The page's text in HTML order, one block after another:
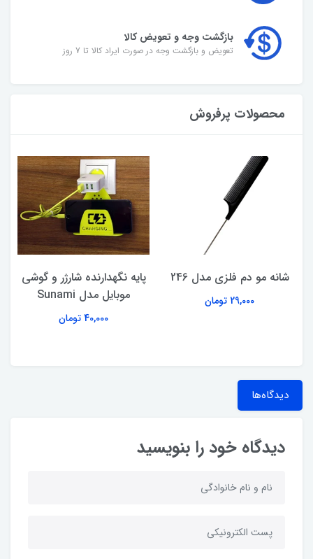
بازگشت وجه و تعویض کالا
تعویض و بازگشت وجه در صورت ایراد کالا تا 7 روز
محصولات پرفروش
شانه مو دم فلزی مدل 246
29,000 تومان
پایه نگهدارنده شارژر و گوشی
موبایل مدل Sunami
40,000 تومان
دیدگاه‌ها
دیدگاه خود را بنویسید